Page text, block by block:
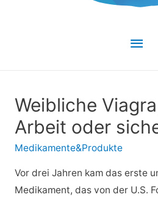
Weibliche
Arbeit oder
Medikamente&Produkte
Vor drei Jahren kam das erste
Medikament, das von der U.S.